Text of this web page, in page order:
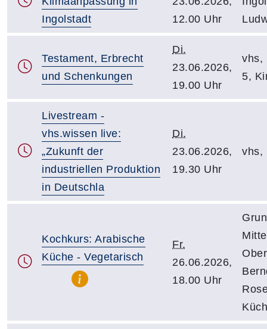
Ingolstadt
12.00 Uhr
Testament, Erbrecht
und Schenkungen
Di.
23.06.2026,
19.00 Uhr
vhs,
5,
Livestream -
vhs.wissen live:
„Zukunft der
industriellen Produktion
in Deutschla
Di.
23.06.2026,
19.30 Uhr
vhs,
Kochkurs: Arabische
Küche - Vegetarisch
Fr.
26.06.2026,
18.00 Uhr